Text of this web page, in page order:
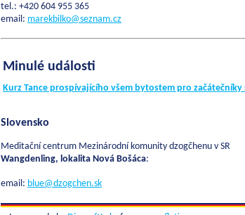
tel.: +420 604 955 365
email: marekbilko@seznam.cz
Minulé události
Kurz Tance prospívajícího všem bytostem pro začátečníky
Slovensko
Meditační centrum Mezinárodní komunity dzogčhenu v SR
Wangdenling, lokalita Nová Bošáca:
email: blue@dzogchen.sk